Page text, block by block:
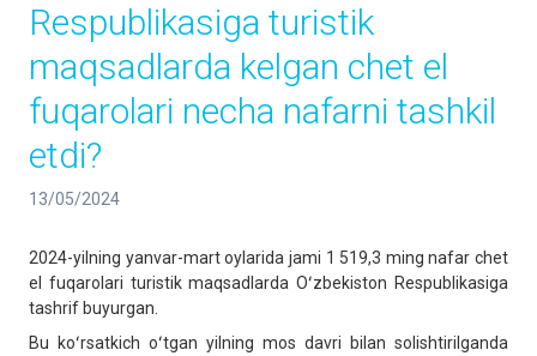
Respublikasiga turistik
maqsadlarda kelgan chet el
fuqarolari necha nafarni tashkil
etdi?
13/05/2024
2024-yilning yanvar-mart oylarida jami 1 519,3 ming nafar chet
el fuqarolari turistik maqsadlarda Oʻzbekiston Respublikasiga
tashrif buyurgan.
Bu koʻrsatkich oʻtgan yilning mos davri bilan solishtirilganda